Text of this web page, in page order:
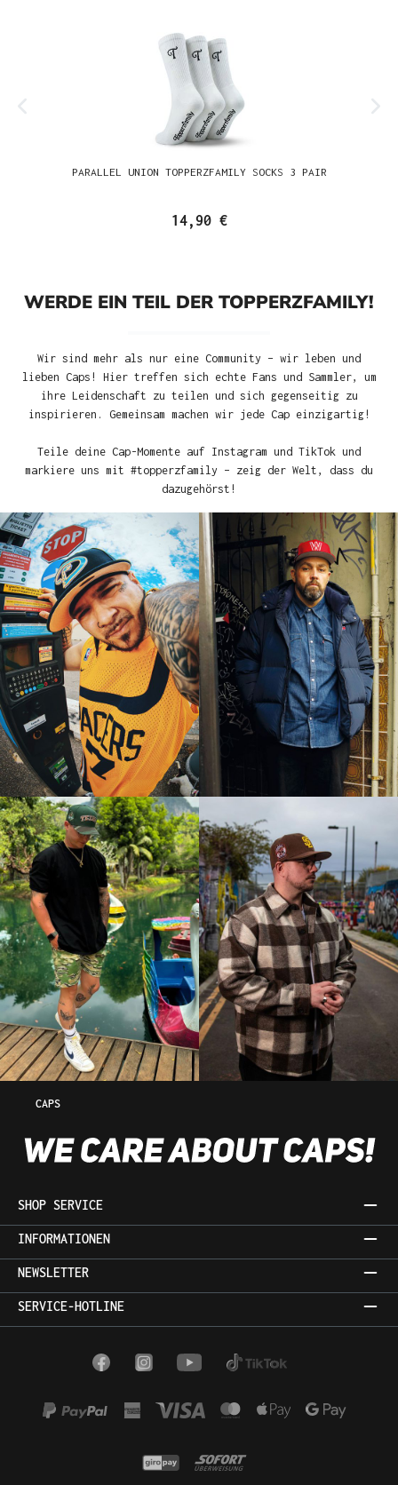
PARALLEL UNION TOPPERZFAMILY SOCKS 3 PAIR
14,90 €
WERDE EIN TEIL DER TOPPERZFAMILY!
Wir sind mehr als nur eine Community – wir leben und
lieben Caps! Hier treffen sich echte Fans und Sammler, um
ihre Leidenschaft zu teilen und sich gegenseitig zu
inspirieren. Gemeinsam machen wir jede Cap einzigartig!
Teile deine Cap-Momente auf Instagram und TikTok und
markiere uns mit #topperzfamily – zeig der Welt, dass du
dazugehörst!
CAPS
SHOP SERVICE
INFORMATIONEN
NEWSLETTER
SERVICE-HOTLINE